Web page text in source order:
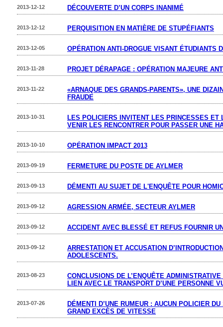
DÉCOUVERTE D’UN CORPS INANIMÉ
2013-12-12
PERQUISITION EN MATIÈRE DE STUPÉFIANTS
2013-12-12
OPÉRATION ANTI-DROGUE VISANT ÉTUDIANTS
2013-12-05
PROJET DÉRAPAGE : OPÉRATION MAJEURE
2013-11-28
«ARNAQUE DES GRANDS-PARENTS», UNE
FRAUDE
2013-11-22
LES POLICIERS INVITENT LES PRINCESSES ET
VENIR LES RENCONTRER POUR PASSER UNE
2013-10-31
OPÉRATION IMPACT 2013
2013-10-10
FERMETURE DU POSTE DE AYLMER
2013-09-19
DÉMENTI AU SUJET DE L'ENQUÊTE POUR
2013-09-13
AGRESSION ARMÉE, SECTEUR AYLMER
2013-09-12
ACCIDENT AVEC BLESSÉ ET REFUS FOURNIR
2013-09-12
ARRESTATION ET ACCUSATION
ADOLESCENTS.
2013-09-12
CONCLUSIONS DE L’ENQUÊTE
LIEN AVEC LE TRANSPORT D’UNE PERSONNE
2013-08-23
DÉMENTI D’UNE RUMEUR : AUCUN POLICIER
GRAND EXCÈS DE VITESSE
2013-07-26